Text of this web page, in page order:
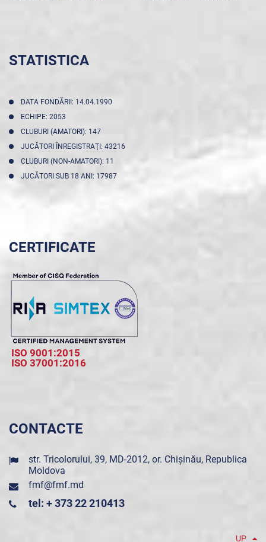
STATISTICA
DATA FONDĂRII: 14.04.1990
ECHIPE: 2053
CLUBURI (AMATORI): 147
JUCĂTORI ÎNREGISTRAŢI: 43216
CLUBURI (NON-AMATORI): 11
JUCĂTORI SUB 18 ANI: 17987
CERTIFICATE
ISO 9001:2015
ISO 37001:2016
CONTACTE
str. Tricolorului, 39, MD-2012, or. Chișinău, Republica
Moldova
fmf@fmf.md
tel: + 373 22 210413
UP